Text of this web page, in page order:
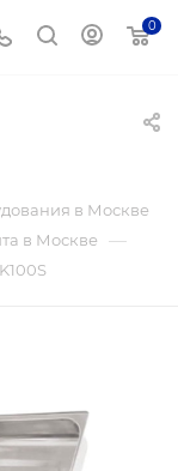
0
в Москве
в Москве —